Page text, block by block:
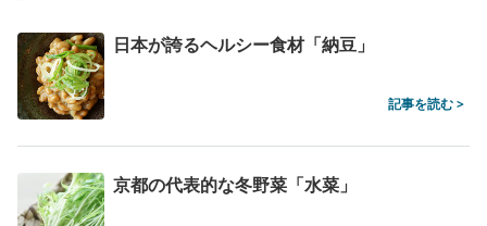
日本が誇るヘルシー食材「納豆」
記事を読む >
京都の代表的な冬野菜「水菜」